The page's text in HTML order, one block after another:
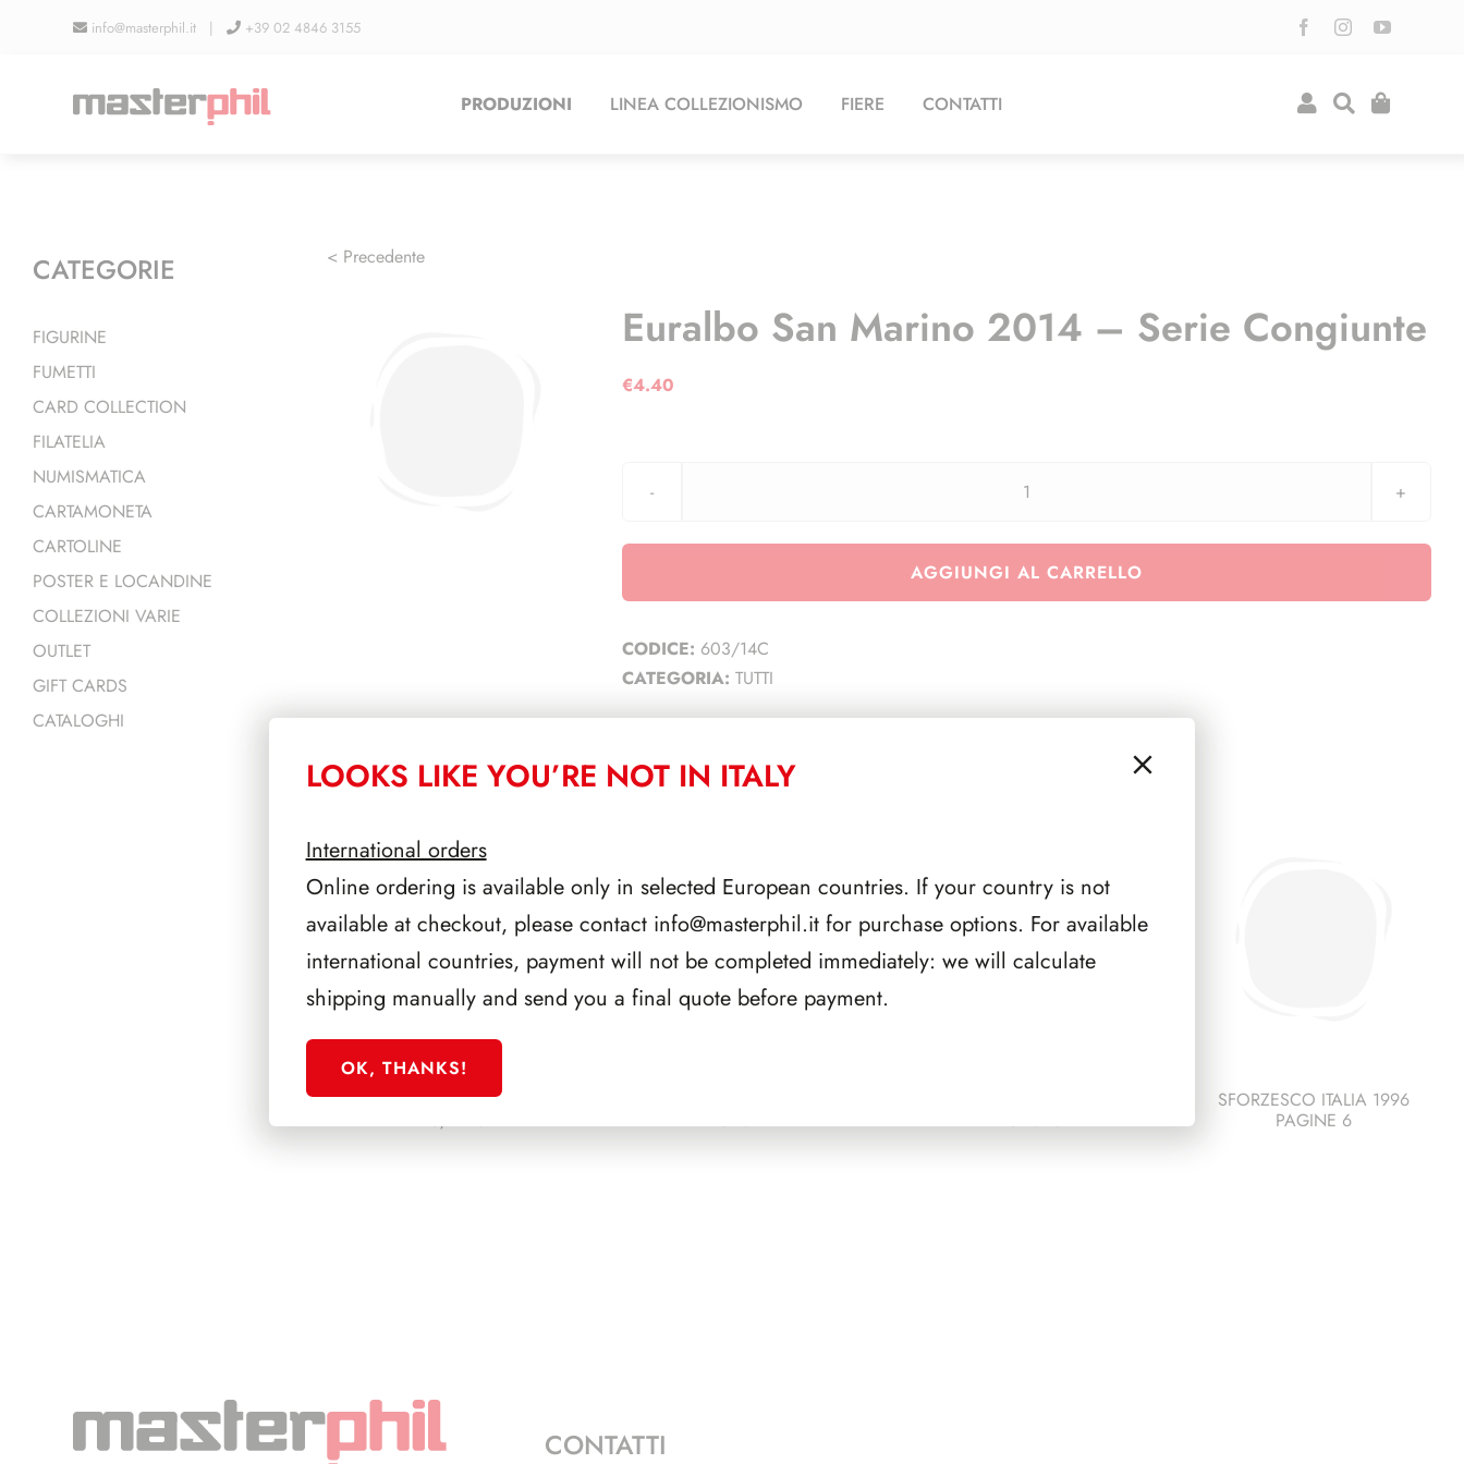
info@masterphil.it | +39 02 4846 3155
PRODUZIONI LINEA COLLEZIONISMO FIERE CONTATTI
< Precedente
Euralbo San Marino 2014 – Serie Congiunte
€4.40
Euralbo
Marino
AGGIUNGI AL CARRELLO
CODICE: 603/14C
CATEGORIA: TUTTI
PRODOTTI CORRELATI
PRESIDENZA DE NICOLA
1945/1948
PAGINE 4
PAGINE 3
SFORZESCO ITALIA 1996
PAGINE 6
CATEGORIE
FIGURINE
FUMETTI
CARD COLLECTION
FILATELIA
NUMISMATICA
CARTAMONETA
CARTOLINE
POSTER E LOCANDINE
COLLEZIONI VARIE
OUTLET
GIFT CARDS
CATALOGHI
CONTATTI
LOOKS LIKE YOU’RE NOT IN ITALY
International orders
Online ordering is available only in selected European countries. If your country is not
available at checkout, please contact info@masterphil.itfor purchase options. For available
international countries, payment will not be completed immediately: we will calculate
shipping manually and send you a final quote before payment.
OK, THANKS!